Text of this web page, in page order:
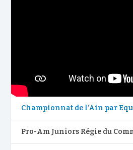
Championnat de l’Ain par
Pro-Am Juniors Régie du